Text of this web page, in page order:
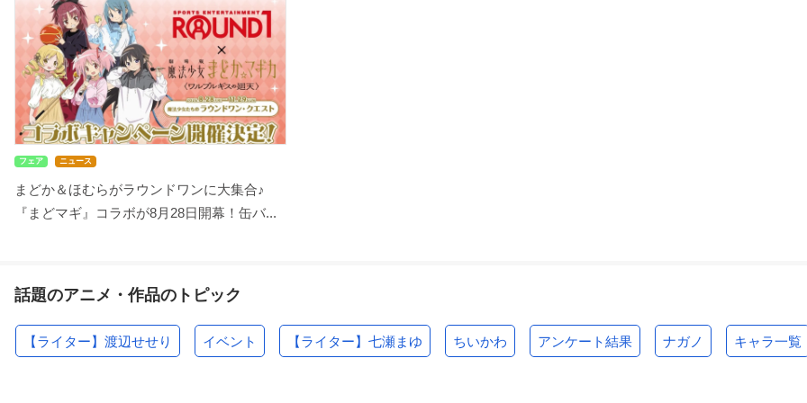
フェア ニュース
まどか＆ほむらがラウンドワンに大集合♪
『まどマギ』コラボが8月28日開幕！缶バ...
話題のアニメ・作品のトピック
【ライター】渡辺せせり イベント 【ライター】七瀬まゆ ちいかわ アンケート結果 ナガノ キャラ一覧